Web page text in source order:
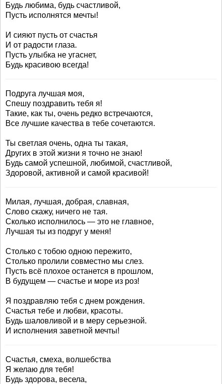
Будь любима, будь счастливой,
Пусть исполнятся мечты!
И сияют пусть от счастья
И от радости глаза.
Пусть улыбка не угаснет,
Будь красивою всегда!
Подруга лучшая моя,
Спешу поздравить тебя я!
Такие, как ты, очень редко встречаются,
Все лучшие качества в тебе сочетаются.
Ты светлая очень, одна ты такая,
Других в этой жизни я точно не знаю!
Будь самой успешной, любимой, счастливой,
Здоровой, активной и самой красивой!
Милая, лучшая, добрая, славная,
Слово скажу, ничего не тая.
Сколько исполнилось — это не главное,
Лучшая ты из подруг у меня!
Столько с тобою одною пережито,
Столько пролили совместно мы слез.
Пусть всё плохое останется в прошлом,
В будущем — счастье и море из роз!
Я поздравляю тебя с днем рождения.
Счастья тебе и любви, красоты.
Будь шаловливой и в меру серьезной.
И исполнения заветной мечты!
Счастья, смеха, волшебства
Я желаю для тебя!
Будь здорова, весела,